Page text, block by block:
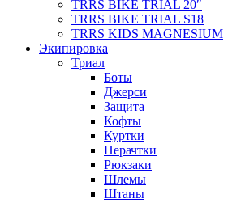
TRRS BIKE TRIAL 20″
TRRS BIKE TRIAL S18
TRRS KIDS MAGNESIUM
Экипировка
Триал
Боты
Джерси
Защита
Кофты
Куртки
Перачтки
Рюкзаки
Шлемы
Штаны